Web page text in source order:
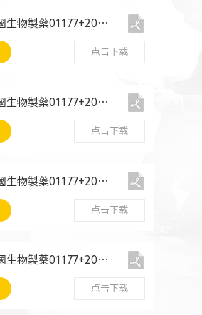
1177.HK-中國生物製藥01177+2023+環境、社會及管治報告
点击下载
1177.HK-中國生物製藥01177+2022+環境、社會及管治報告
点击下载
1177.HK-中國生物製藥01177+2021+環境、社會及管治報告
点击下载
1177.HK-中國生物製藥01177+2020+環境、社會及管治報告
点击下载